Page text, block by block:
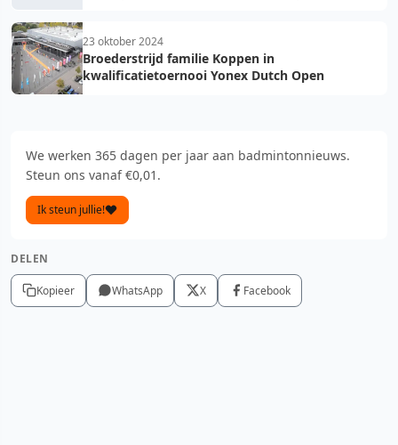
23 oktober 2024
Broederstrijd familie Koppen in
kwalificatietoernooi Yonex Dutch Open
We werken 365 dagen per jaar aan badmintonnieuws.
Steun ons vanaf €0,01.
Ik steun jullie!
DELEN
Kopieer WhatsApp X Facebook